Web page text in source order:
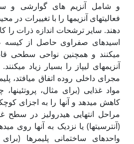
و شامل آنزیم های گوارشی و
فعالیت‏های آنزیم‏ها را با تغییرات
دهند. سایر ترشحات اندازه ذرات را
اسید‏های صفراوی حاصل از کیسه
می‏کنند و همچنین نواحی سطحی
آنزیم‏های لیپاز را بسیار زیاد
مجرای داخلی روده اتفاق می‏افتد،
مواد غذایی (برای مثال،
مراحل انتهایی هیدرولیز در سطح
(آنترسیت‏ها) یا نزدیک به آن‏ها روی
واحد‏های ساختمانی پلی‏مرها (برای